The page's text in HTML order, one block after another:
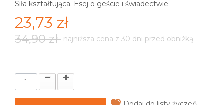
Siła kształtująca. Esej o geście i świadectwie
23,73 zł
34,90 zł najniższa cena z 30 dni przed obniżką